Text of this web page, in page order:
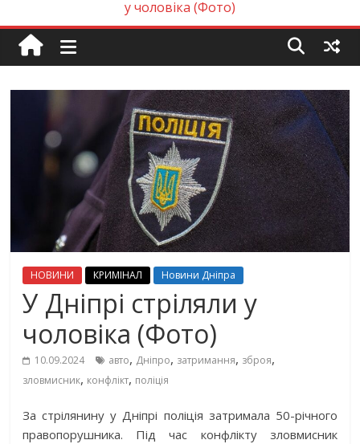
у чоловіка (Фото)
НОВИНИ КРИМІНАЛ Новини Дніпра
У Дніпрі стріляли у
чоловіка (Фото)
10.09.2024 авто, Дніпро, затримання, зброя,
зловмисник, конфлікт, поліція
За стрілянину у Дніпрі поліція затримала 50-річного
правопорушника. Під час конфлікту зловмисник